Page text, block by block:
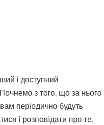
і доступний
з того, що за нього
періодично будуть
і розповідати про те,